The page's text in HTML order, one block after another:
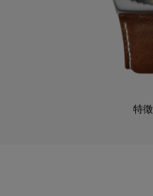
特徵